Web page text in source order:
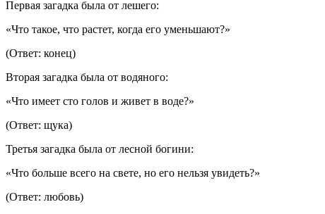
Первая загадка была от лешего:
«Что такое, что растет, когда его уменьшают?»
(Ответ: конец)
Вторая загадка была от водяного:
«Что имеет сто голов и живет в воде?»
(Ответ: щука)
Третья загадка была от лесной богини:
«Что больше всего на свете, но его нельзя увидеть?»
(Ответ: любовь)